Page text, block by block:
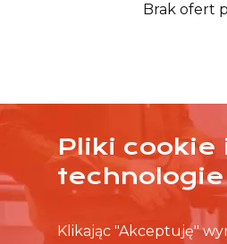
Brak ofert
ŻADNA OFERTA CIĘ NIE
SKONTAKTUJ SIĘ
Pliki cookie
technologie
Klikając "Akceptuję"